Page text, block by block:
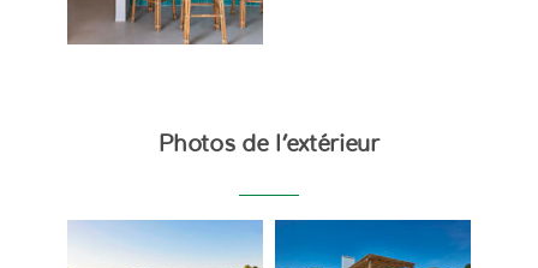
Photos de l’extérieur